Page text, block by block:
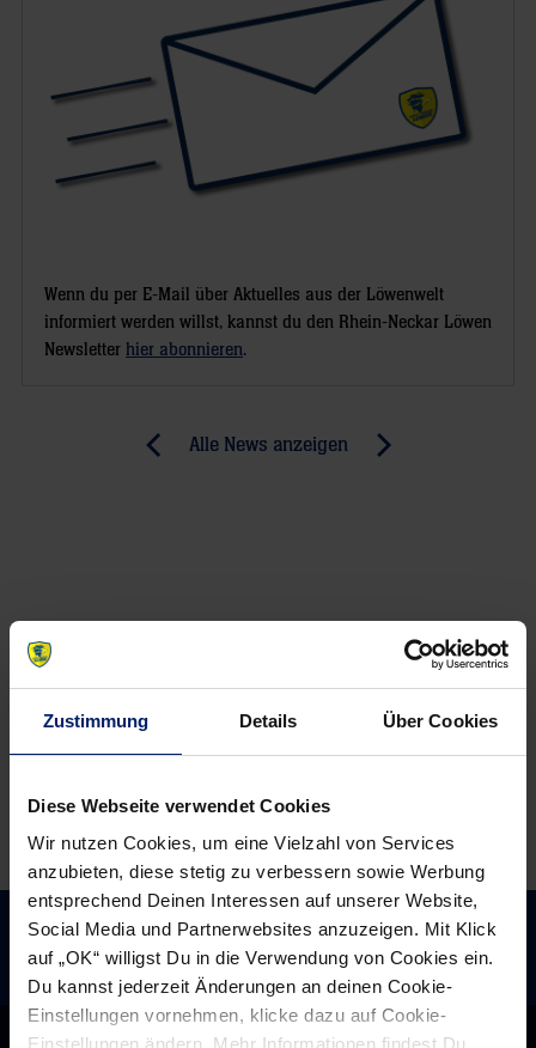
Zustimmung Details Über Cookies
Diese Webseite verwendet Cookies
Wir nutzen Cookies, um eine Vielzahl von Services
anzubieten, diese stetig zu verbessern sowie Werbung
entsprechend Deinen Interessen auf unserer Website,
Social Media und Partnerwebsites anzuzeigen. Mit Klick
auf „OK“ willigst Du in die Verwendung von Cookies ein.
Du kannst jederzeit Änderungen an deinen Cookie-
Einstellungen vornehmen, klicke dazu auf Cookie-
Einstellungen ändern. Mehr Informationen findest Du
Wenn du per E-Mail über Aktuelles aus der Löwenwelt
informiert werden willst, kannst du den Rhein-Neckar Löwen
Newsletter hier abonnieren.
Alle News anzeigen
Rückrunde